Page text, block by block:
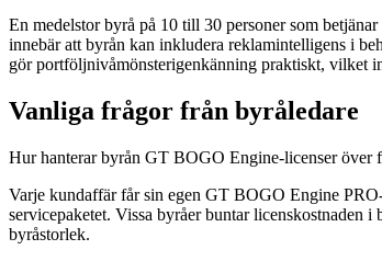
En medelstor byrå på 10 till 30 personer som
innebär att byrån kan inkludera reklamintelligens i
gör portföljnivåmönsterigenkänning praktiskt, vilket
Vanliga frågor från byråledare
Hur hanterar byrån GT BOGO Engine-licenser över
Varje kundaffär får sin egen GT BOGO Engine
servicepaketet. Vissa byråer buntar licenskostnaden
byråstorlek.